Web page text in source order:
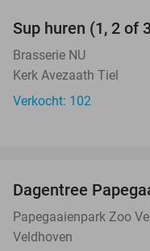
Sup huren (1, 2 of
Brasserie NU
Kerk Avezaath Tiel
Verkocht: 102
Dagentree
Papegaaienpark Zoo
Veldhoven